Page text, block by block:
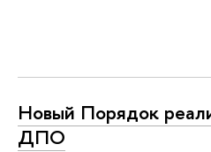
Новый Порядок
ДПО